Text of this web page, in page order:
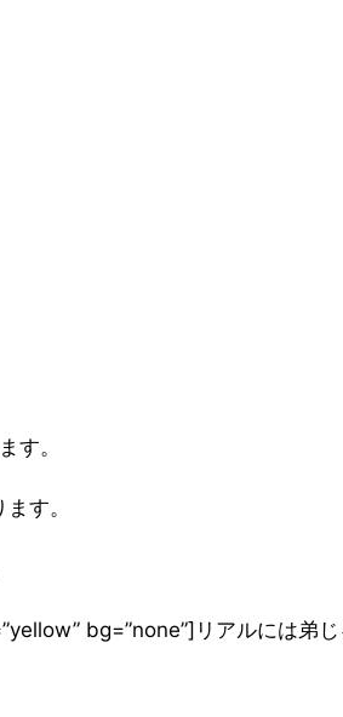
す。
す。
bg=”none”]リアルには弟